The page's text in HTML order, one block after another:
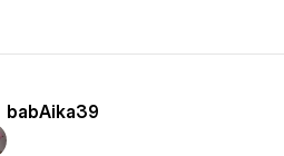
babAika39